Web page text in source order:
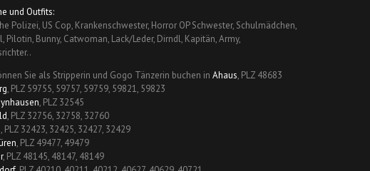
und Outfits:
Polizei, US Cop, Krankenschwester, Horror OP Schwester, Schulmädchen,
Pilotin, Bunny, Catwoman, Lack/Leder, Dirndl, Kapitän, Army,
Sie als Stripperin und Gogo Tänzerin buchen in Ahaus, PLZ 48683
, PLZ 59755, 59757, 59759, 59821, 59823
, PLZ 32545
, PLZ 32756, 32758, 32760
, PLZ 32423, 32425, 32427, 32429
, PLZ 49477, 49479
, PLZ 48145, 48147, 48149